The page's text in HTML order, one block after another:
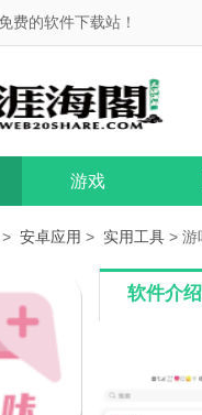
费的软件下载站！
游戏
> 安卓应用 > 实用工具 > 游
软件介绍